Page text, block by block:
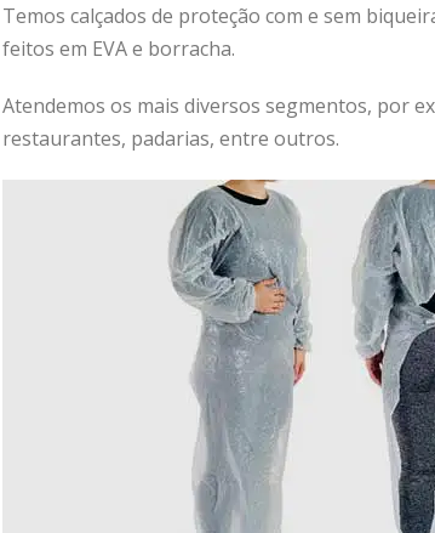
Temos calçados de proteção com e sem
feitos em EVA e borracha.
Atendemos os mais diversos segmentos, por
restaurantes, padarias, entre outros.